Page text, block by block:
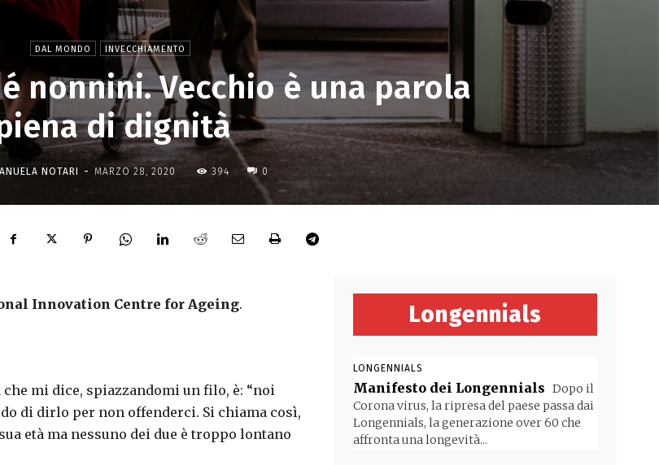
DAL MONDO INVECCHIAMENTO
nonnini. Vecchio è una parola
di dignità
NOTARI - MARZO 28, 2020 394 0
Innovation Centre for Ageing.
mi dice, spiazzandomi un filo, è: “noi
di dirlo per non offenderci. Si chiama così,
età ma nessuno dei due è troppo lontano
Longennials
LONGENNIALS
Manifesto dei Longennials Dopo il
Corona virus, la ripresa del paese passa dai
Longennials, la generazione over 60 che
affronta una longevità...